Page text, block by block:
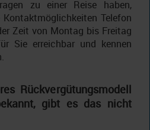
zu einer Reise haben,
Telefon
Zeit von Montag bis Freitag
Sie erreichbar und kennen
Rückvergütungsmodell
gibt es das nicht